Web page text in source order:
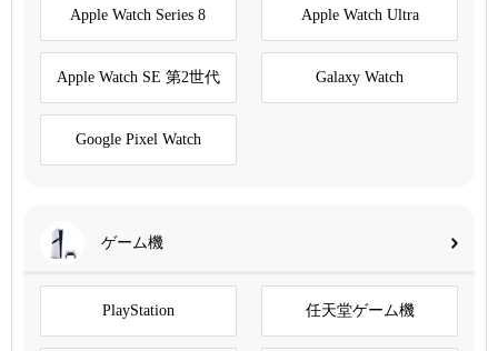
Apple Watch Series 8 Apple Watch Ultra
Apple Watch SE 第2世代 Galaxy Watch
Google Pixel Watch
ゲーム機
PlayStation 任天堂ゲーム機